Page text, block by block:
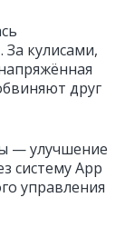
кулисами,
друг
— улучшение
систему App
управления